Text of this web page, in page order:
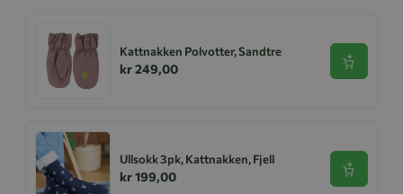
Kattnakken Polvotter, Sandtre
kr 249,00 Se
Ullsokk 3pk, Kattnakken, Fjell
kr 199,00 Se